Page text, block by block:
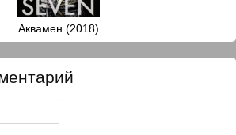
Аквамен (2018)